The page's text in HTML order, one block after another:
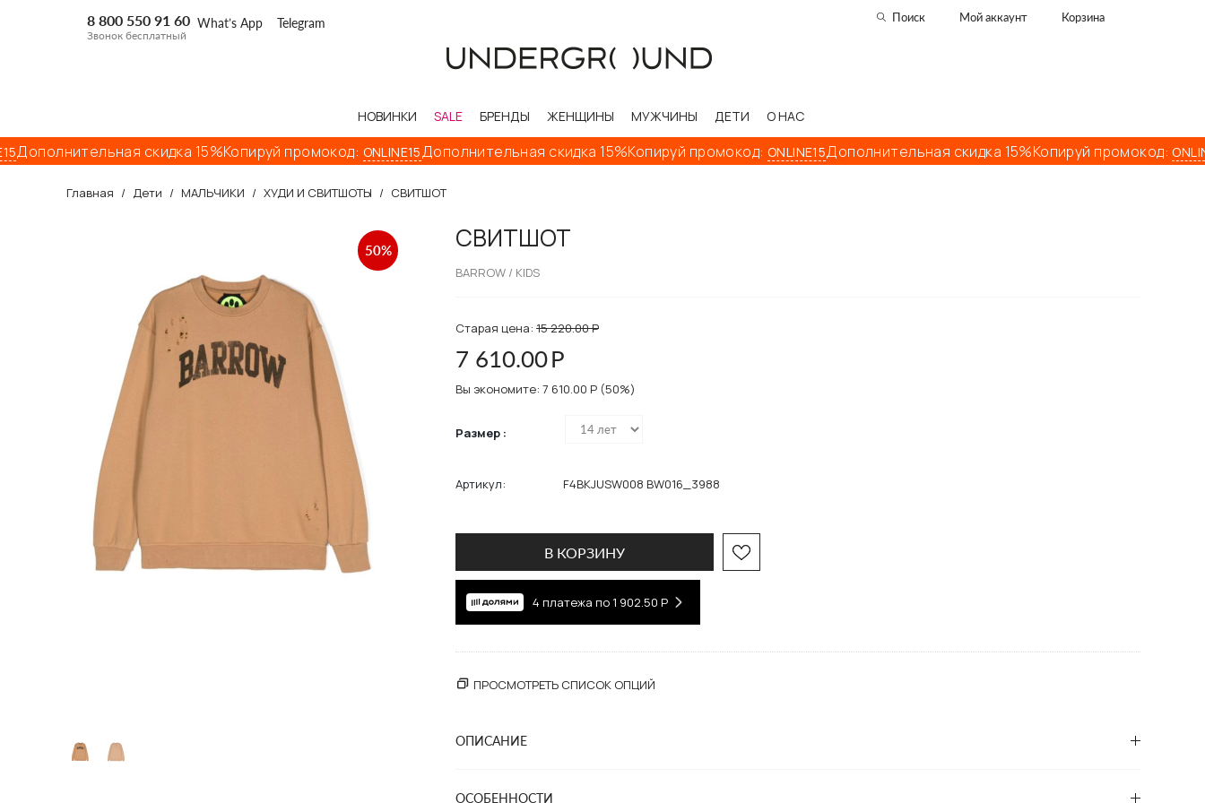
8 800 550 91 60
Звонок бесплатный
What’s App Telegram Поиск Мой аккаунт Корзина
НОВИНКИ SALE БРЕНДЫ ЖЕНЩИНЫ МУЖЧИНЫ ДЕТИ О НАС
скидка 15%Копируй промокод:ONLINE15Дополнительная скидка 15%Копируй промокод:ONLINE15Дополнительная скидка 15%Копируй промокод:
Главная / Дети / МАЛЬЧИКИ / ХУДИ И СВИТШОТЫ / СВИТШОТ
50% СВИТШОТ
BARROW / KIDS
Старая цена: 15 220.00Р
7 610.00Р
Вы экономите: 7 610.00 Р (50%)
Размер :
Артикул: F4BKJUSW008 BW016_3988
В КОРЗИНУ
4 платежа по 1 902.50 Р
ПРОСМОТРЕТЬ СПИСОК ОПЦИЙ
ОПИСАНИЕ
ОСОБЕННОСТИ